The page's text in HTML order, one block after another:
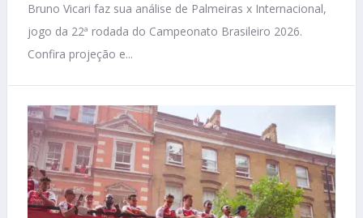
Bruno Vicari faz sua análise de Palmeiras x Internacional,
jogo da 22ª rodada do Campeonato Brasileiro 2026.
Confira projeção e...